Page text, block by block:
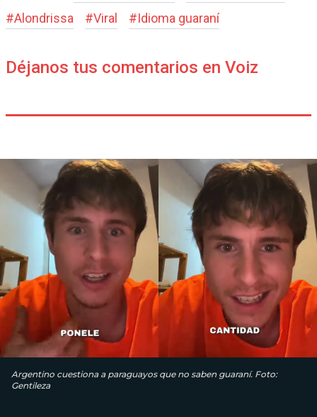
#Alondrissa #Viral #Idioma guaraní
Déjanos tus comentarios en Voiz
Argentino cuestiona a paraguayos que no saben guaraní. Foto:
Gentileza